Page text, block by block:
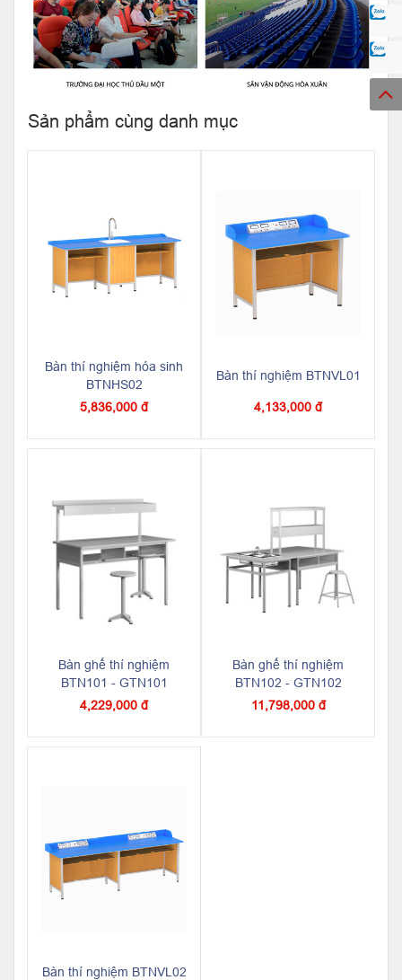
Sản phẩm cùng danh mục
Bàn thí nghiệm hóa sinh
BTNHS02
5,836,000 đ
Bàn thí nghiệm BTNVL01
4,133,000 đ
Bàn ghế thí nghiệm
BTN101 - GTN101
4,229,000 đ
Bàn ghế thí nghiệm
BTN102 - GTN102
11,798,000 đ
Bàn thí nghiệm BTNVL02